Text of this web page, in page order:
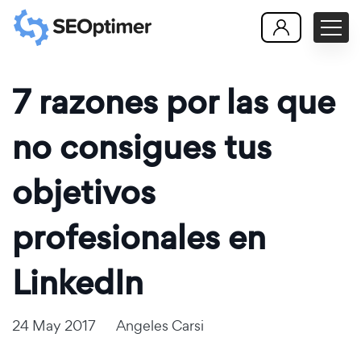
7 razones por las que
no consigues tus
objetivos
profesionales en
LinkedIn
24 May 2017
Angeles Carsi